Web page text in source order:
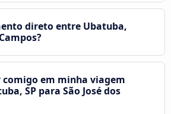
direto entre Ubatuba,
comigo em minha viagem
SP para São José dos